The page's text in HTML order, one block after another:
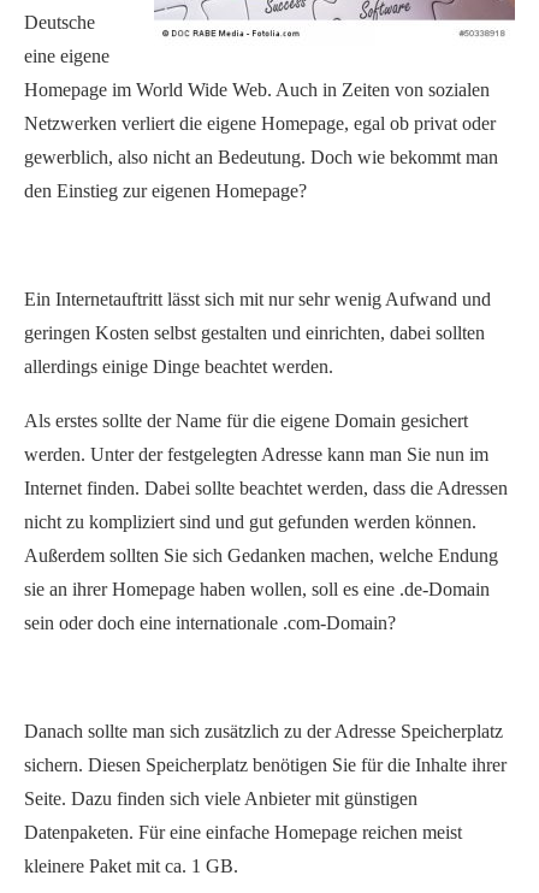
Deutsche
eine eigene
Homepage im World Wide Web. Auch in Zeiten von sozialen
Netzwerken verliert die eigene Homepage, egal ob privat oder
gewerblich, also nicht an Bedeutung. Doch wie bekommt man
den Einstieg zur eigenen Homepage?
Ein Internetauftritt lässt sich mit nur sehr wenig Aufwand und
geringen Kosten selbst gestalten und einrichten, dabei sollten
allerdings einige Dinge beachtet werden.
Als erstes sollte der Name für die eigene Domain gesichert
werden. Unter der festgelegten Adresse kann man Sie nun im
Internet finden. Dabei sollte beachtet werden, dass die Adressen
nicht zu kompliziert sind und gut gefunden werden können.
Außerdem sollten Sie sich Gedanken machen, welche Endung
sie an ihrer Homepage haben wollen, soll es eine .de-Domain
sein oder doch eine internationale .com-Domain?
Danach sollte man sich zusätzlich zu der Adresse Speicherplatz
sichern. Diesen Speicherplatz benötigen Sie für die Inhalte ihrer
Seite. Dazu finden sich viele Anbieter mit günstigen
Datenpaketen. Für eine einfache Homepage reichen meist
kleinere Paket mit ca. 1 GB.